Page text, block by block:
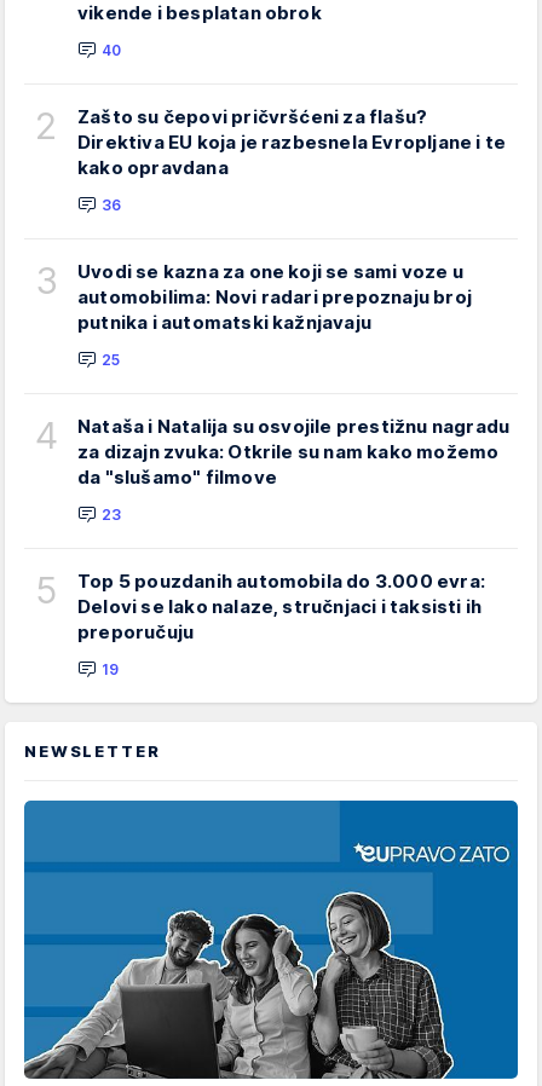
vikende i besplatan obrok
40
2
Zašto su čepovi pričvršćeni za flašu?
Direktiva EU koja je razbesnela Evropljane i te
kako opravdana
36
3
Uvodi se kazna za one koji se sami voze u
automobilima: Novi radari prepoznaju broj
putnika i automatski kažnjavaju
25
4
Nataša i Natalija su osvojile prestižnu nagradu
za dizajn zvuka: Otkrile su nam kako možemo
da "slušamo" filmove
23
5
Top 5 pouzdanih automobila do 3.000 evra:
Delovi se lako nalaze, stručnjaci i taksisti ih
preporučuju
19
NEWSLETTER